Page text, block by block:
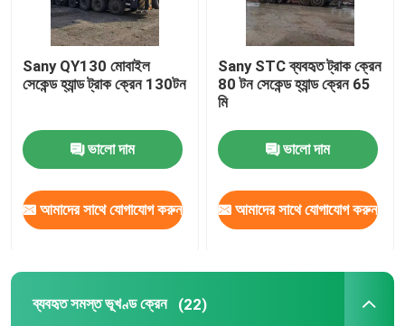
Sany QY130 মোবাইল
সেকেন্ড হ্যান্ড ট্রাক ক্রেন 130টন
ভালো দাম
আমাদের সাথে যোগাযোগ করুন
Sany STC ব্যবহৃত ট্রাক ক্রেন
80 টন সেকেন্ড হ্যান্ড ক্রেন 65
মি
ভালো দাম
আমাদের সাথে যোগাযোগ করুন
ব্যবহৃত সমস্ত ভূখণ্ড ক্রেন (22)